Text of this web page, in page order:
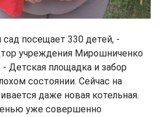
посещает 330 детей, -
учреждения Мирошниченко
- Детская площадка и забор
состоянии. Сейчас на
даже новая котельная.
уже совершенно